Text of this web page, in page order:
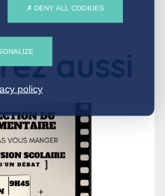
aussi
DENY ALL COOKIES
policy